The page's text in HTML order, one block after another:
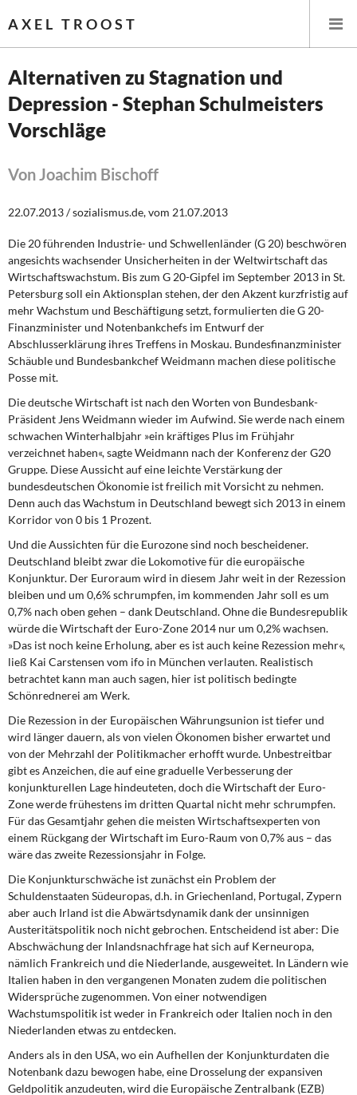
AXEL TROOST
Startseite
Leitlinien linker Wirtschafts- und Finanzpolitik
Wirtschaftspolitik
Steuer- und Finanzpolitik
Öffentliche Infrastruktur und Daseinsvorsorge
Eurokrise und Griechenland
DIE LINKE
Weitere Themen
Memo-Gruppe
Institut Solidarische Moderne
Rosa-Luxemburg-Stiftung
Über mich
Kontakt
Alternativen zu Stagnation und
Depression - Stephan Schulmeisters
Vorschläge
Von Joachim Bischoff
22.07.2013 / sozialismus.de, vom 21.07.2013
Die 20 führenden Industrie- und Schwellenländer (G 20) beschwören
angesichts wachsender Unsicherheiten in der Weltwirtschaft das
Wirtschaftswachstum. Bis zum G 20-Gipfel im September 2013 in St.
Petersburg soll ein Aktionsplan stehen, der den Akzent kurzfristig auf
mehr Wachstum und Beschäftigung setzt, formulierten die G 20-
Finanzminister und Notenbankchefs im Entwurf der
Abschlusserklärung ihres Treffens in Moskau. Bundesfinanzminister
Schäuble und Bundesbankchef Weidmann machen diese politische
Posse mit.
Die deutsche Wirtschaft ist nach den Worten von Bundesbank-
Präsident Jens Weidmann wieder im Aufwind. Sie werde nach einem
schwachen Winterhalbjahr »ein kräftiges Plus im Frühjahr
verzeichnet haben«, sagte Weidmann nach der Konferenz der G20
Gruppe. Diese Aussicht auf eine leichte Verstärkung der
bundesdeutschen Ökonomie ist freilich mit Vorsicht zu nehmen.
Denn auch das Wachstum in Deutschland bewegt sich 2013 in einem
Korridor von 0 bis 1 Prozent.
Und die Aussichten für die Eurozonesind noch bescheidener.
Deutschland bleibt zwar die Lokomotive für die europäische
Konjunktur. Der Euroraum wird in diesem Jahr weit in der Rezession
bleiben und um 0,6% schrumpfen, im kommenden Jahr soll es um
0,7% nach oben gehen – dank Deutschland. Ohne die Bundesrepublik
würde die Wirtschaft der Euro-Zone 2014 nur um 0,2% wachsen.
»Das ist noch keine Erholung, aber es ist auch keine Rezession mehr«,
ließ Kai Carstensen vom ifo in München verlauten. Realistisch
betrachtet kann man auch sagen, hier ist politisch bedingte
Schönrednerei am Werk.
Die Rezession in der Europäischen Währungsunion ist tiefer und
wird länger dauern, als von vielen Ökonomen bisher erwartet und
von der Mehrzahl der Politikmacher erhofft wurde. Unbestreitbar
gibt es Anzeichen, die auf eine graduelle Verbesserung der
konjunkturellen Lage hindeuteten, doch die Wirtschaft der Euro-
Zone werde frühestens im dritten Quartal nicht mehr schrumpfen.
Für das Gesamtjahr gehen die meisten Wirtschaftsexperten von
einem Rückgang der Wirtschaft im Euro-Raum von 0,7% aus – das
wäre das zweite Rezessionsjahr in Folge.
Die Konjunkturschwäche ist zunächstein Problem der
Schuldenstaaten Südeuropas, d.h. in Griechenland, Portugal, Zypern
aber auch Irland ist die Abwärtsdynamik dank der unsinnigen
Austeritätspolitik noch nicht gebrochen. Entscheidend ist aber: Die
Abschwächung der Inlandsnachfrage hat sich auf Kerneuropa,
nämlich Frankreich und die Niederlande, ausgeweitet. In Ländern wie
Italien haben in den vergangenen Monaten zudem die politischen
Widersprüche zugenommen. Von einer notwendigen
Wachstumspolitik ist weder in Frankreich oder Italien noch in den
Niederlanden etwas zu entdecken.
Anders als in den USA,wo ein Aufhellen der Konjunkturdaten die
Notenbank dazu bewogen habe, eine Drosselung der expansiven
Geldpolitik anzudeuten, wird die Europäische Zentralbank (EZB)